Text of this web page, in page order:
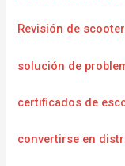
Revisión de
solución de
certificados de
convertirse en